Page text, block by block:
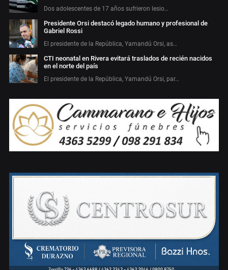
Dos adolescentes de 17 años sufrieron lesio…
Presidente Orsi destacó legado humano y profesional de
Gabriel Rossi
El presidente de la República, Yamandú Orsi, as…
CTI neonatal en Rivera evitará traslados de recién nacidos
en el norte del país
El presidente de la República, Yamandú Orsi, par…